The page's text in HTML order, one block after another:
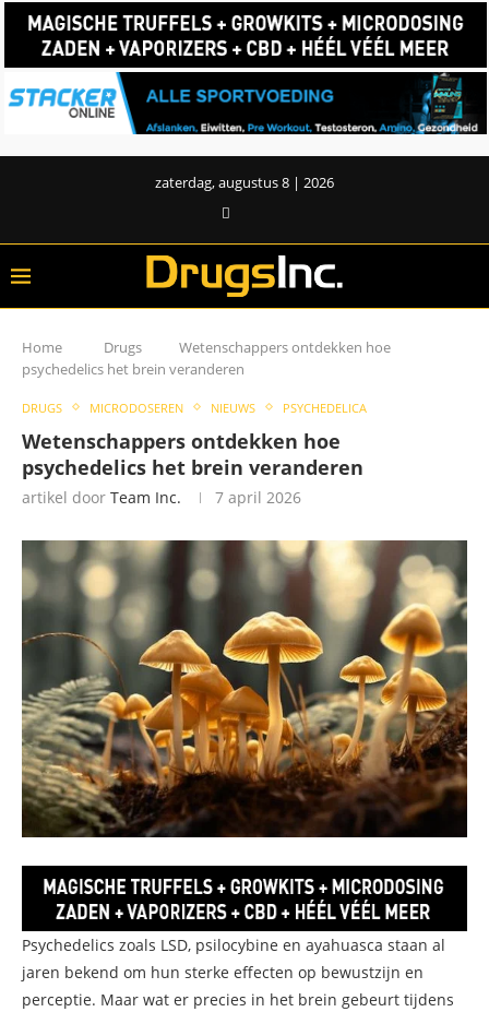
zaterdag, augustus 8 | 2026
Home Drugs
Wetenschappers ontdekken hoe
psychedelics het brein veranderen
DRUGS MICRODOSEREN NIEUWS PSYCHEDELICA
Wetenschappers ontdekken hoe
psychedelics het brein veranderen
artikel door Team Inc. 7 april 2026
Psychedelics zoals LSD, psilocybine en ayahuasca staan al
jaren bekend om hun sterke effecten op bewustzijn en
perceptie. Maar wat er precies in het brein gebeurt tijdens